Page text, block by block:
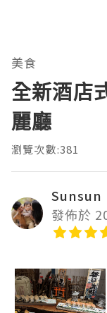
美食
全新酒店
麗廳
瀏覽次數:381
Sunsun
發佈於